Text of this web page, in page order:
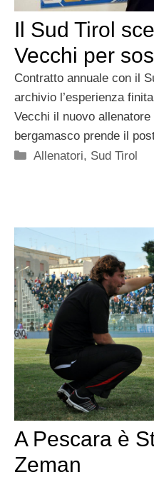
Il Sud Tirol
Vecchi per
Contratto annuale con il
archivio l’esperienza
Vecchi il nuovo
bergamasco prende il
Categorie
Allenatori, Sud Tirol
A Pescara è
Zeman